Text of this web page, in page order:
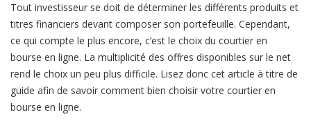
les
différentes
astuces
pour
choisir
courtier
en
Tout investisseur se doit de déterminer les différents produits et
titres financiers devant composer son portefeuille. Cependant,
ce qui compte le plus encore, c’est le choix du courtier en
bourse en ligne. La multiplicité des offres disponibles sur le net
rend le choix un peu plus difficile. Lisez donc cet article à titre de
guide afin de savoir comment bien choisir votre courtier en
bourse en ligne.